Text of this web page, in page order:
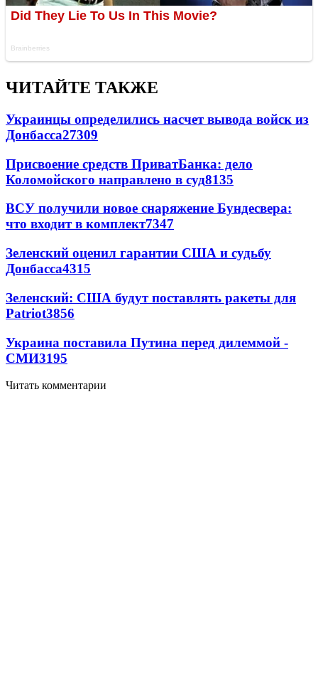
ЧИТАЙТЕ ТАКЖЕ
Украинцы определились насчет вывода войск из
Донбасса27309
Присвоение средств ПриватБанка: дело
Коломойского направлено в суд8135
ВСУ получили новое снаряжение Бундесвера:
что входит в комплект7347
Зеленский оценил гарантии США и судьбу
Донбасса4315
Зеленский: США будут поставлять ракеты для
Patriot3856
Украина поставила Путина перед дилеммой -
СМИ3195
Читать комментарии